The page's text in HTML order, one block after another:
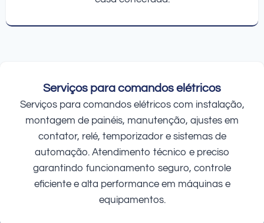
Serviços para comandos elétricos
Serviços para comandos elétricos com instalação,
montagem de painéis, manutenção, ajustes em
contator, relé, temporizador e sistemas de
automação. Atendimento técnico e preciso
garantindo funcionamento seguro, controle
eficiente e alta performance em máquinas e
equipamentos.